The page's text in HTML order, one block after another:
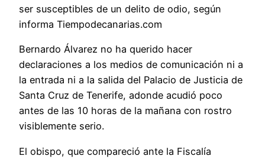
ser susceptibles de un delito de odio, según
informa Tiempodecanarias.com
Bernardo Álvarez no ha querido hacer
declaraciones a los medios de comunicación ni a
la entrada ni a la salida del Palacio de Justicia de
Santa Cruz de Tenerife, adonde acudió poco
antes de las 10 horas de la mañana con rostro
visiblemente serio.
El obispo, que compareció ante la Fiscalía